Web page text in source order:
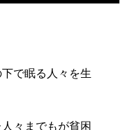
で眠る人々を生
々までもが貧困